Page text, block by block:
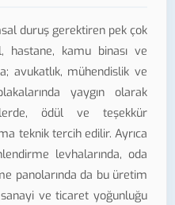
duruş gerektiren pek çok
hastane, kamu binası ve
avukatlık, mühendislik ve
yaygın olarak
ödül ve teşekkür
teknik tercih edilir. Ayrıca
levhalarında, oda
panolarında da bu üretim
ve ticaret yoğunluğu